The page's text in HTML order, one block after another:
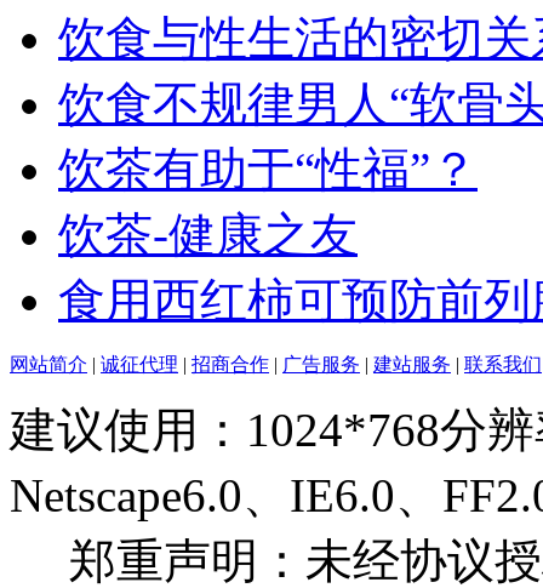
饮食与性生活的密切关
饮食不规律男人“软骨
饮茶有助于“性福”？
饮茶-健康之友
食用西红柿可预防前列
网站简介 | 诚征代理 | 招商合作 | 广告服务 | 建站服务 | 联系我们
建议使用：1024*768分
Netscape6.0、IE6.0、
郑重声明：未经协议